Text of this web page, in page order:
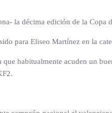
la décima edición de la Copa
para Eliseo Martínez en la
habitualmente acuden un